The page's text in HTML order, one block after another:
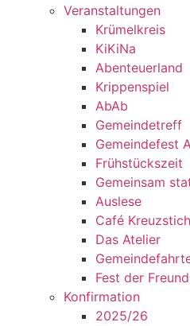
Veranstaltungen
Krümelkreis
KiKiNa
Abenteuerland
Krippenspiel
AbAb
Gemeindetreff
Gemeindefest
Frühstückszeit
Gemeinsam
Auslese
Café Kreuzstich
Das Atelier
Fest der
Konfirmation
2025/26